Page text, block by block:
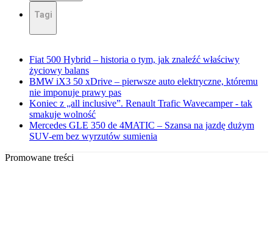
Tagi
Fiat 500 Hybrid – historia o tym, jak znaleźć właściwy
życiowy balans
BMW iX3 50 xDrive – pierwsze auto elektryczne, któremu
nie imponuje prawy pas
Koniec z „all inclusive”. Renault Trafic Wavecamper - tak
smakuje wolność
Mercedes GLE 350 de 4MATIC – Szansa na jazdę dużym
SUV-em bez wyrzutów sumienia
Promowane treści